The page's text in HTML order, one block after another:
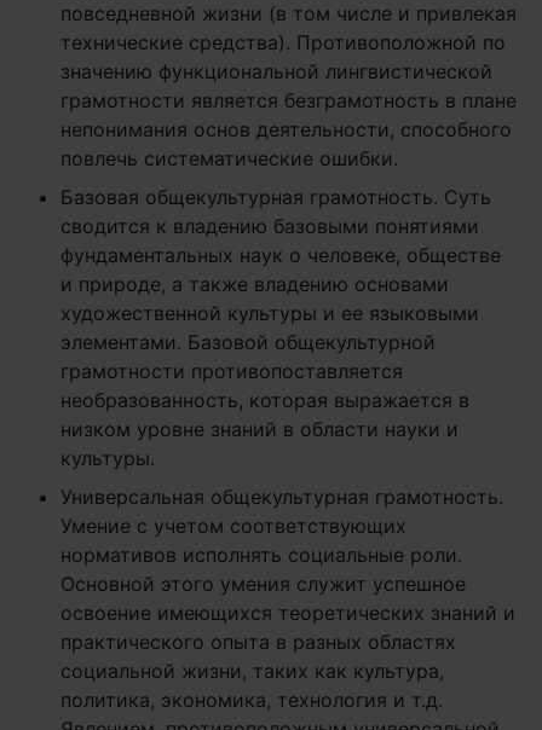
повседневной жизни (в том числе и привлекая
технические средства). Противоположной по
значению функциональной лингвистической
грамотности является безграмотность в плане
непонимания основ деятельности, способного
повлечь систематические ошибки.
Базовая общекультурная грамотность. Суть
сводится к владению базовыми понятиями
фундаментальных наук о человеке, обществе
и природе, а также владению основами
художественной культуры и ее языковыми
элементами. Базовой общекультурной
грамотности противопоставляется
необразованность, которая выражается в
низком уровне знаний в области науки и
культуры.
Универсальная общекультурная грамотность.
Умение с учетом соответствующих
нормативов исполнять социальные роли.
Основной этого умения служит успешное
освоение имеющихся теоретических знаний и
практического опыта в разных областях
социальной жизни, таких как культура,
политика, экономика, технология и т.д.